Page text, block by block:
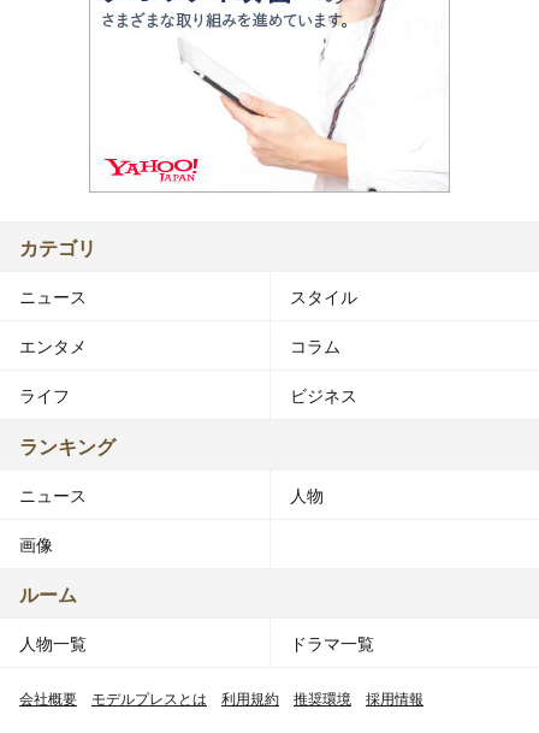
カテゴリ
ニュース スタイル
エンタメ コラム
ライフ ビジネス
ランキング
ニュース 人物
画像
ルーム
人物一覧 ドラマ一覧
会社概要 モデルプレスとは 利用規約 推奨環境 採用情報